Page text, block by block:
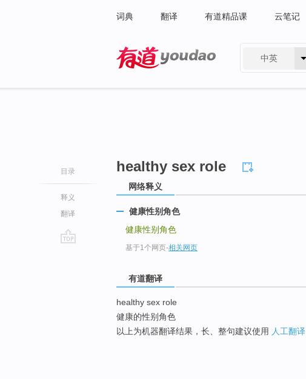
词典 翻译 有道精品课 云笔记
中英
目录
释义
翻译
healthy sex role
网络释义
健康性别角色
健康性别角色
基于1个网页-相关网页
有道翻译
healthy sex role
健康的性别角色
以上为机器翻译结果，长、整句建议使用 人工翻译